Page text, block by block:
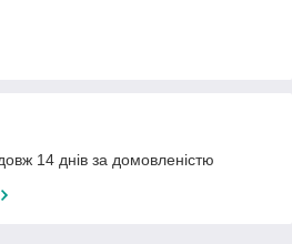
14 днів за домовленістю